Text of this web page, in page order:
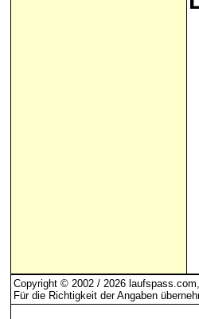
Copyright © 2002 / 2026
Für die Richtigkeit der Angaben